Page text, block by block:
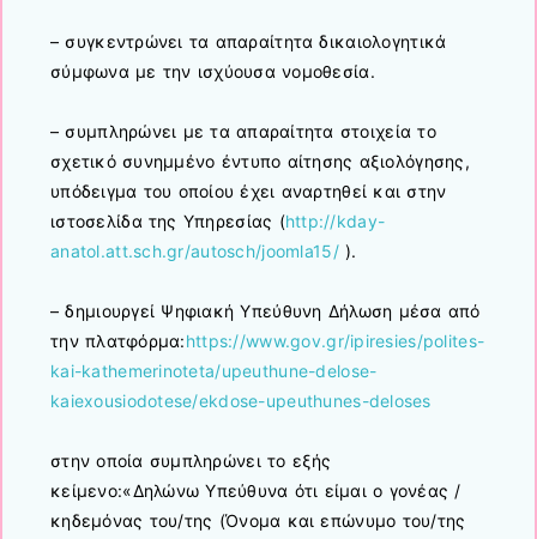
– συγκεντρώνει τα απαραίτητα δικαιολογητικά
σύμφωνα με την ισχύουσα νομοθεσία.
– συμπληρώνει με τα απαραίτητα στοιχεία το
σχετικό συνημμένο έντυπο αίτησης αξιολόγησης,
υπόδειγμα του οποίου έχει αναρτηθεί και στην
ιστοσελίδα της Υπηρεσίας (http://kday-
anatol.att.sch.gr/autosch/joomla15/).
– δημιουργεί Ψηφιακή Υπεύθυνη Δήλωση μέσα από
την πλατφόρμα:https://www.gov.gr/ipiresies/polites-
kai-kathemerinoteta/upeuthune-delose-
kaiexousiodotese/ekdose-upeuthunes-deloses
στην οποία συμπληρώνει το εξής
κείμενο:«Δηλώνω Υπεύθυνα ότι είμαι ο γονέας /
κηδεμόνας του/της (Όνομα και επώνυμο του/της